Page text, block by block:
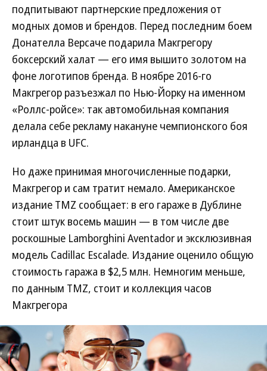
подпитывают партнерские предложения от
модных домов и брендов. Перед последним боем
Донателла Версаче подарила Макгрегору
боксерский халат — его имя вышито золотом на
фоне логотипов бренда. В ноябре 2016-го
Макгрегор разъезжал по Нью-Йорку на именном
«Роллс-ройсе»: так автомобильная компания
делала себе рекламу накануне чемпионского боя
ирландца в UFC.
Но даже принимая многочисленные подарки,
Макгрегор и сам тратит немало. Американское
издание TMZ сообщает: в его гараже в Дублине
стоит штук восемь машин — в том числе две
роскошные Lamborghini Aventador и эксклюзивная
модель Cadillac Escalade. Издание оценило общую
стоимость гаража в $2,5 млн. Немногим меньше,
по данным TMZ, стоит и коллекция часов
Макгрегора